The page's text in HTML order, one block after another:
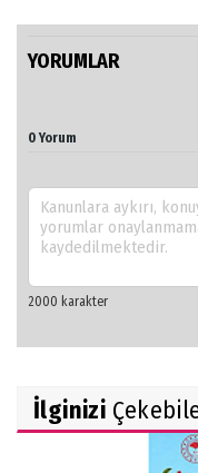
YORUMLAR
0 Yorum
İlginizi